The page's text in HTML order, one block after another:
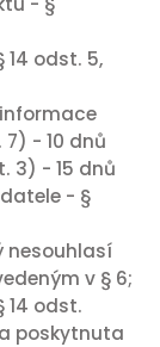
odst. 5,
- 10 dnů
3) - 15 dnů
- §
nesouhlasí
v § 6;
14 odst.
poskytnuta